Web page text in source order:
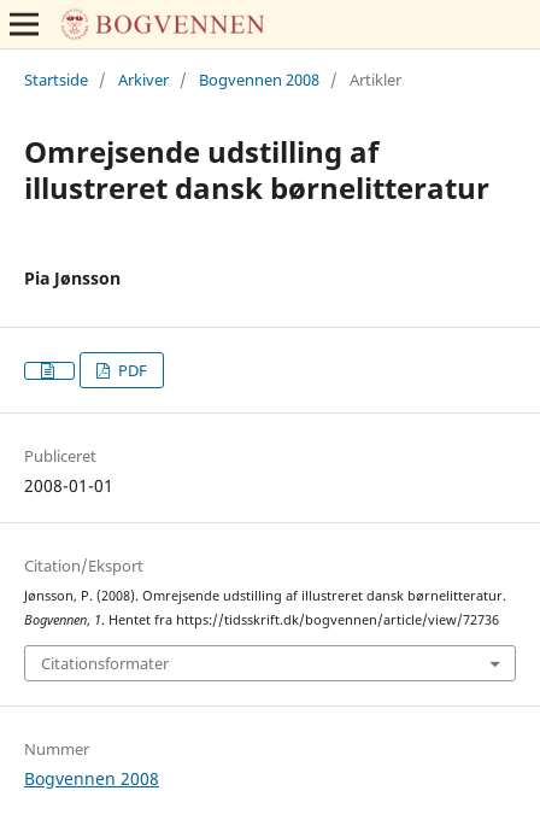
Startside / Arkiver / Bogvennen 2008 / Artikler
Omrejsende udstilling af
illustreret dansk børnelitteratur
Pia Jønsson
PDF
Publiceret
2008-01-01
Citation/Eksport
Jønsson, P. (2008). Omrejsende udstilling af illustreret dansk børnelitteratur.
Bogvennen, 1. Hentet fra https://tidsskrift.dk/bogvennen/article/view/72736
Citationsformater
Nummer
Bogvennen 2008